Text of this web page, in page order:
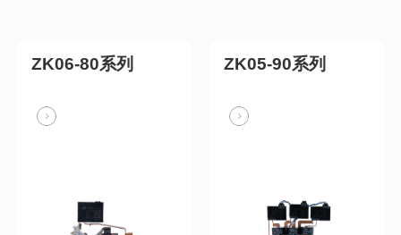
ZK06-80系列 ZK05-90系列